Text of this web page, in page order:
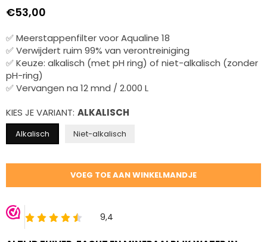
Normale
€53,00
✅ Meerstappenfilter voor Aqualine 18
✅ Verwijdert ruim 99% van verontreiniging
✅ Keuze: alkalisch (met pH ring) of niet-alkalisch (zonder
pH-ring)
✅ Vervangen na 12 mnd / 2.000 L
KIES JE VARIANT: ALKALISCH
Alkalisch Niet-alkalisch
VOEG TOE AAN WINKELMANDJE